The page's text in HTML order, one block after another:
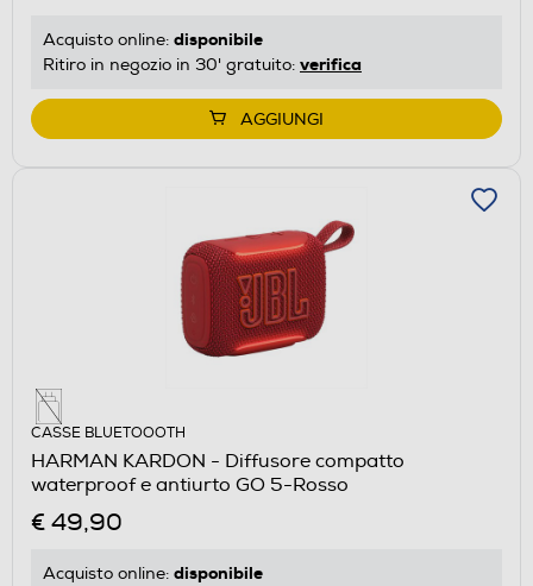
Acquisto online: disponibile
Ritiro in negozio in 30' gratuito: verifica
AGGIUNGI
CASSE BLUETOOOTH
HARMAN KARDON - Diffusore compatto
waterproof e antiurto GO 5-Rosso
€ 49,90
Acquisto online: disponibile